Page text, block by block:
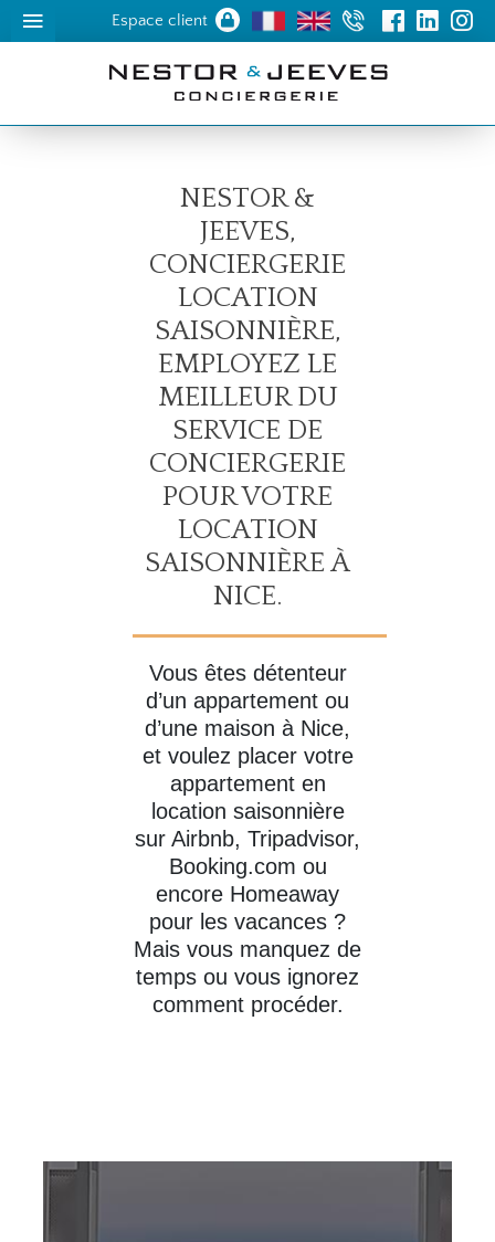
Espace client
NESTOR &
JEEVES,
CONCIERGERIE
LOCATION
SAISONNIÈRE,
EMPLOYEZ LE
MEILLEUR DU
SERVICE DE
CONCIERGERIE
POUR VOTRE
LOCATION
SAISONNIÈRE À
NICE.
Vous êtes détenteur
d’un appartement ou
d’une maison à Nice,
et voulez placer votre
appartement en
location saisonnière
sur Airbnb, Tripadvisor,
Booking.com ou
encore Homeaway
pour les vacances ?
Mais vous manquez de
temps ou vous ignorez
comment procéder.